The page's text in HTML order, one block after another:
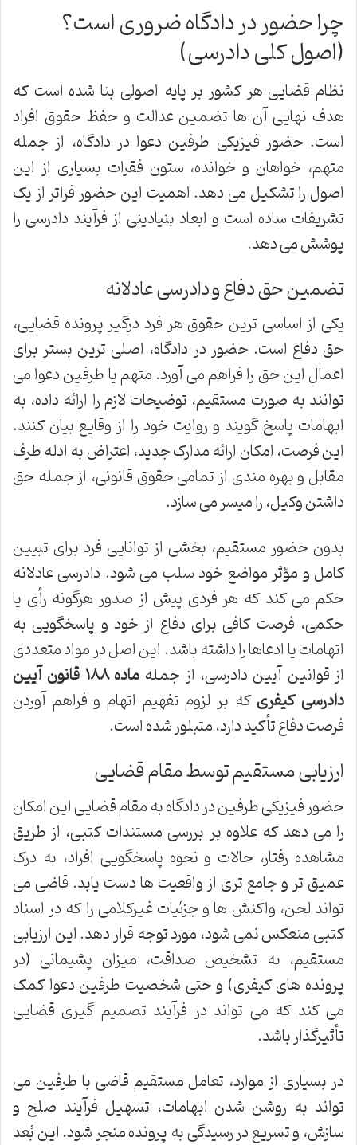
چرا حضور در دادگاه ضروری است؟
(اصول کلی دادرسی)
نظام قضایی هر کشور بر پایه اصولی بنا شده است که
هدف نهایی آن ها تضمین عدالت و حفظ حقوق افراد
است. حضور فیزیکی طرفین دعوا در دادگاه، از جمله
متهم، خواهان و خوانده، ستون فقرات بسیاری از این
اصول را تشکیل می دهد. اهمیت این حضور فراتر از یک
تشریفات ساده است و ابعاد بنیادینی از فرآیند دادرسی را
پوشش می دهد.
تضمین حق دفاع و دادرسی عادلانه
یکی از اساسی ترین حقوق هر فرد درگیر پرونده قضایی،
حق دفاع است. حضور در دادگاه، اصلی ترین بستر برای
اعمال این حق را فراهم می آورد. متهم یا طرفین دعوا می
توانند به صورت مستقیم، توضیحات لازم را ارائه داده، به
ابهامات پاسخ گویند و روایت خود را از وقایع بیان کنند.
این فرصت، امکان ارائه مدارک جدید، اعتراض به ادله طرف
مقابل و بهره مندی از تمامی حقوق قانونی، از جمله حق
داشتن وکیل، را میسر می سازد.
بدون حضور مستقیم، بخشی از توانایی فرد برای تبیین
کامل و مؤثر مواضع خود سلب می شود. دادرسی عادلانه
حکم می کند که هر فردی پیش از صدور هرگونه رأی یا
حکمی، فرصت کافی برای دفاع از خود و پاسخگویی به
اتهامات یا ادعاها را داشته باشد. این اصل در مواد متعددی
از قوانین آیین دادرسی، از جمله
ماده ۱۸۸ قانون آیین
دادرسی کیفریکه بر لزوم تفهیم اتهام و فراهم آوردن
فرصت دفاع تأکید دارد، متبلور شده است.
ارزیابی مستقیم توسط مقام قضایی
حضور فیزیکی طرفین در دادگاه به مقام قضایی این امکان
را می دهد که علاوه بر بررسی مستندات کتبی، از طریق
مشاهده رفتار، حالات و نحوه پاسخگویی افراد، به درک
عمیق تر و جامع تری از واقعیت ها دست یابد. قاضی می
تواند لحن، واکنش ها و جزئیات غیرکلامی را که در اسناد
کتبی منعکس نمی شود، مورد توجه قرار دهد. این ارزیابی
مستقیم، به تشخیص صداقت، میزان پشیمانی (در
پرونده های کیفری) و حتی شخصیت طرفین دعوا کمک
می کند که می تواند در فرآیند تصمیم گیری قضایی
تأثیرگذار باشد.
در بسیاری از موارد، تعامل مستقیم قاضی با طرفین می
تواند به روشن شدن ابهامات، تسهیل فرآیند صلح و
سازش، و تسریع در رسیدگی به پرونده منجر شود. این بُعد